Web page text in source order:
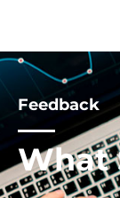
What
Feedback